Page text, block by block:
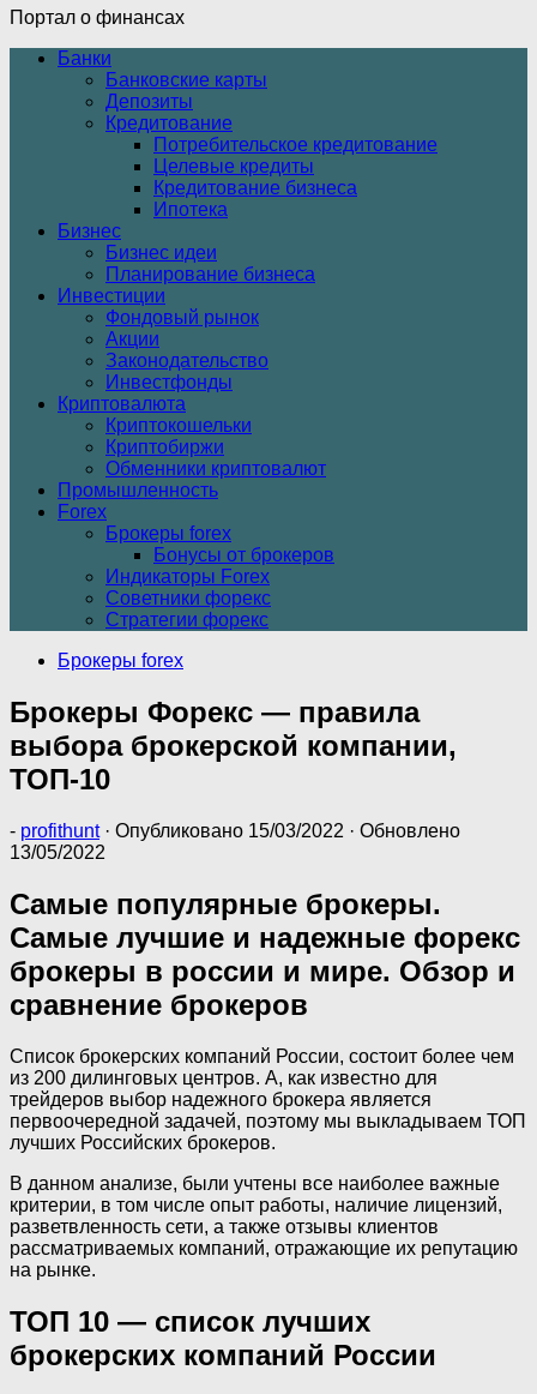
Портал о финансах
Банки
Банковские карты
Депозиты
Кредитование
Потребительское кредитование
Целевые кредиты
Кредитование бизнеса
Ипотека
Бизнес
Бизнес идеи
Планирование бизнеса
Инвестиции
Фондовый рынок
Акции
Законодательство
Инвестфонды
Криптовалюта
Криптокошельки
Криптобиржи
Обменники криптовалют
Промышленность
Forex
Брокеры forex
Бонусы от брокеров
Индикаторы Forex
Советники форекс
Стратегии форекс
Брокеры forex
Брокеры Форекс — правила
выбора брокерской компании,
ТОП-10
- profithunt · Опубликовано 15/03/2022 · Обновлено
13/05/2022
Самые популярные брокеры.
Самые лучшие и надежные форекс
брокеры в россии и мире. Обзор и
сравнение брокеров
Список брокерских компаний России, состоит более чем
из 200 дилинговых центров. А, как известно для
трейдеров выбор надежного брокера является
первоочередной задачей, поэтому мы выкладываем ТОП
лучших Российских брокеров.
В данном анализе, были учтены все наиболее важные
критерии, в том числе опыт работы, наличие лицензий,
разветвленность сети, а также отзывы клиентов
рассматриваемых компаний, отражающие их репутацию
на рынке.
ТОП 10 — список лучших
брокерских компаний России